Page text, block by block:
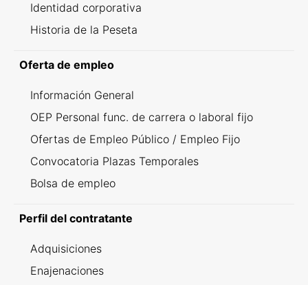
Identidad corporativa
Historia de la Peseta
Oferta de empleo
Información General
OEP Personal func. de carrera o laboral fijo
Ofertas de Empleo Público / Empleo Fijo
Convocatoria Plazas Temporales
Bolsa de empleo
Perfil del contratante
Adquisiciones
Enajenaciones